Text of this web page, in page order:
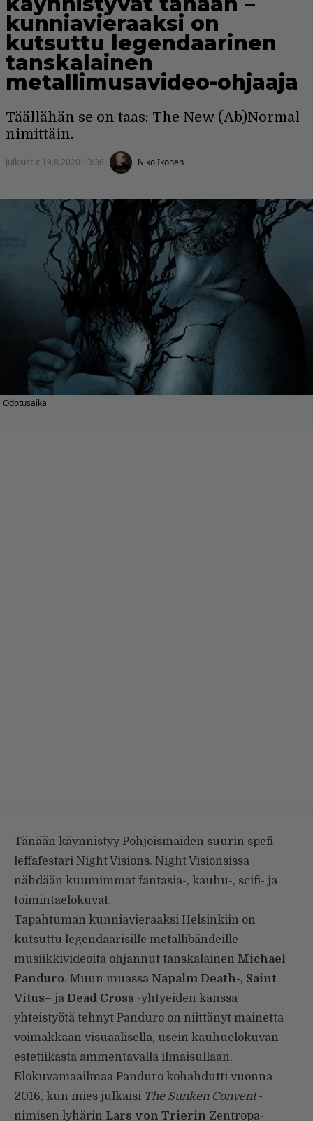
kunniavieraaksi on
kutsuttu legendaarinen
tanskalainen
metallimusavideo-ohjaaja
Täällähän se on taas: The New (Ab)Normal
nimittäin.
Julkaistu: 19.8.2020 13:36 Niko Ikonen
Odotusaika
Tänään käynnistyy Pohjoismaiden suurin spefi-
leffafestari Night Visions. Night Visionsissa
nähdään kuumimmat fantasia-, kauhu-, scifi- ja
toimintaelokuvat.
Tapahtuman kunniavieraaksi Helsinkiin on
kutsuttu legendaarisille metallibändeille
musiikkivideoita ohjannut tanskalainen Michael
Panduro. Muun muassa Napalm Death-, Saint
Vitus– ja Dead Cross -yhtyeiden kanssa
yhteistyötä tehnyt Panduro on niittänyt mainetta
voimakkaan visuaalisella, usein kauhuelokuvan
estetiikasta ammentavalla ilmaisullaan.
Elokuvamaailmaa Panduro kohahdutti vuonna
2016, kun mies julkaisi The Sunken Convent-
nimisen lyhärin Lars von Trierin Zentropa-